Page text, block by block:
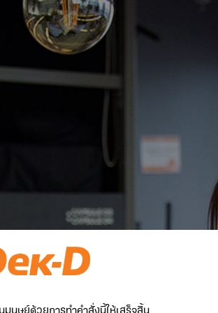
นุษย์ด้วยการทำคำสั่งนี้ให้เสร็จสิ้น